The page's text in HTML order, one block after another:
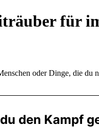
für
oder Dinge, die